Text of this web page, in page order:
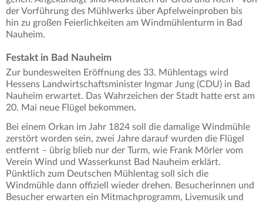
der Vorführung des Mühlwerks über Apfelweinproben bis
hin zu großen Feierlichkeiten am Windmühlenturm in Bad
Nauheim.
Festakt in Bad Nauheim
Zur bundesweiten Eröffnung des 33. Mühlentags wird
Hessens Landwirtschaftsminister Ingmar Jung (CDU) in Bad
Nauheim erwartet. Das Wahrzeichen der Stadt hatte erst am
20. Mai neue Flügel bekommen.
Bei einem Orkan im Jahr 1824 soll die damalige Windmühle
zerstört worden sein, zwei Jahre darauf wurden die Flügel
entfernt – übrig blieb nur der Turm, wie Frank Mörler vom
Verein Wind und Wasserkunst Bad Nauheim erklärt.
Pünktlich zum Deutschen Mühlentag soll sich die
Windmühle dann offiziell wieder drehen. Besucherinnen und
Besucher erwarten ein Mitmachprogramm, Livemusik und